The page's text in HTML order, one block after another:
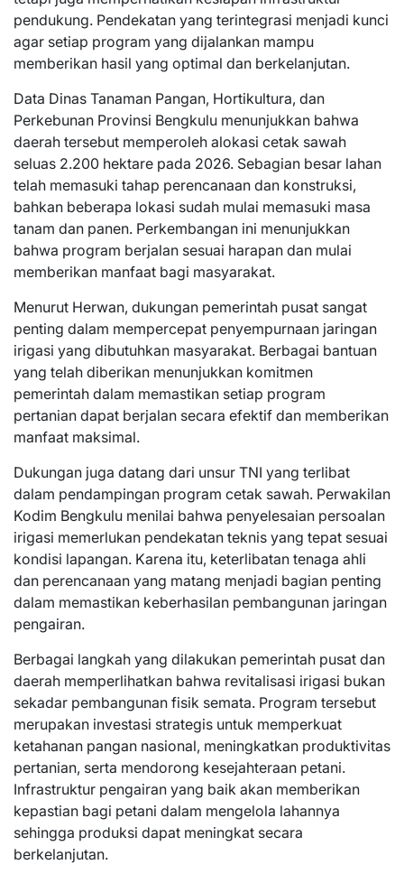
pendukung. Pendekatan yang terintegrasi menjadi kunci
agar setiap program yang dijalankan mampu
memberikan hasil yang optimal dan berkelanjutan.
Data Dinas Tanaman Pangan, Hortikultura, dan
Perkebunan Provinsi Bengkulu menunjukkan bahwa
daerah tersebut memperoleh alokasi cetak sawah
seluas 2.200 hektare pada 2026. Sebagian besar lahan
telah memasuki tahap perencanaan dan konstruksi,
bahkan beberapa lokasi sudah mulai memasuki masa
tanam dan panen. Perkembangan ini menunjukkan
bahwa program berjalan sesuai harapan dan mulai
memberikan manfaat bagi masyarakat.
Menurut Herwan, dukungan pemerintah pusat sangat
penting dalam mempercepat penyempurnaan jaringan
irigasi yang dibutuhkan masyarakat. Berbagai bantuan
yang telah diberikan menunjukkan komitmen
pemerintah dalam memastikan setiap program
pertanian dapat berjalan secara efektif dan memberikan
manfaat maksimal.
Dukungan juga datang dari unsur TNI yang terlibat
dalam pendampingan program cetak sawah. Perwakilan
Kodim Bengkulu menilai bahwa penyelesaian persoalan
irigasi memerlukan pendekatan teknis yang tepat sesuai
kondisi lapangan. Karena itu, keterlibatan tenaga ahli
dan perencanaan yang matang menjadi bagian penting
dalam memastikan keberhasilan pembangunan jaringan
pengairan.
Berbagai langkah yang dilakukan pemerintah pusat dan
daerah memperlihatkan bahwa revitalisasi irigasi bukan
sekadar pembangunan fisik semata. Program tersebut
merupakan investasi strategis untuk memperkuat
ketahanan pangan nasional, meningkatkan produktivitas
pertanian, serta mendorong kesejahteraan petani.
Infrastruktur pengairan yang baik akan memberikan
kepastian bagi petani dalam mengelola lahannya
sehingga produksi dapat meningkat secara
berkelanjutan.